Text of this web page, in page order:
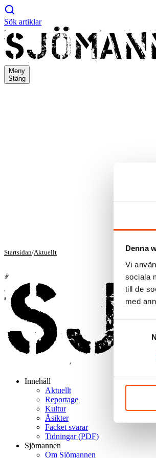
Denna
Vi
sociala
till de
med
Sök artiklar
Meny
Stäng
Startsidan/Aktuellt
Innehåll
Aktuellt
Reportage
Kultur
Åsikter
Facket svarar
Tidningar (PDF)
Sjömannen
Om Sjömannen